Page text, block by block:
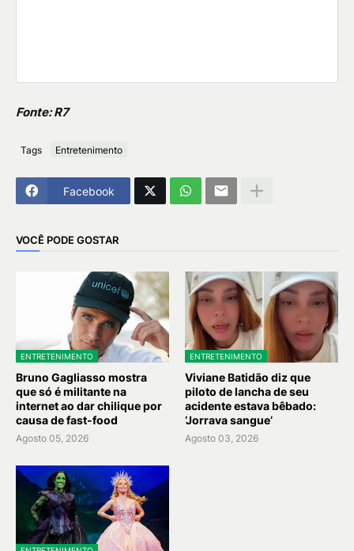
Fonte: R7
Tags Entretenimento
Facebook
VOCÊ PODE GOSTAR
ENTRETENIMENTO
Bruno Gagliasso mostra
que só é militante na
internet ao dar chilique por
causa de fast-food
Agosto 05, 2026
ENTRETENIMENTO
Viviane Batidão diz que
piloto de lancha de seu
acidente estava bêbado:
‘Jorrava sangue’
Agosto 03, 2026